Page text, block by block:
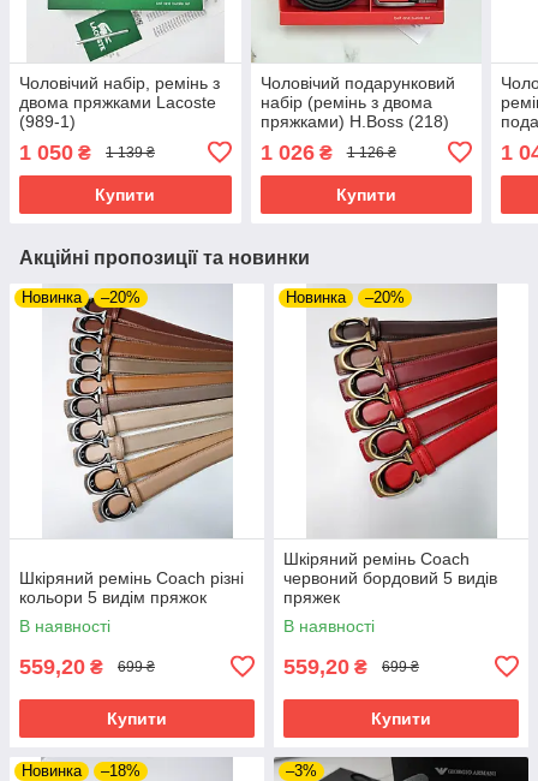
Чоловічий набір, ремінь з
двома пряжками Lacoste
(989-1)
1 050 ₴ 1 139 ₴
Купити
Чоловічий подарунковий
набір (ремінь з двома
пряжками) H.Boss (218)
1 026₴ 1 126 ₴
Купити
1
Акційні пропозиції та новинки
Новинка –20%
Шкіряний ремінь Coach різні
кольори 5 видім пряжок
В наявності
559,20 ₴ 699 ₴
Купити
Новинка –20%
Шкіряний ремінь Coach
червоний бордовий 5 видів
пряжек
В наявності
559,20 ₴ 699 ₴
Купити
Новинка –18% –3%